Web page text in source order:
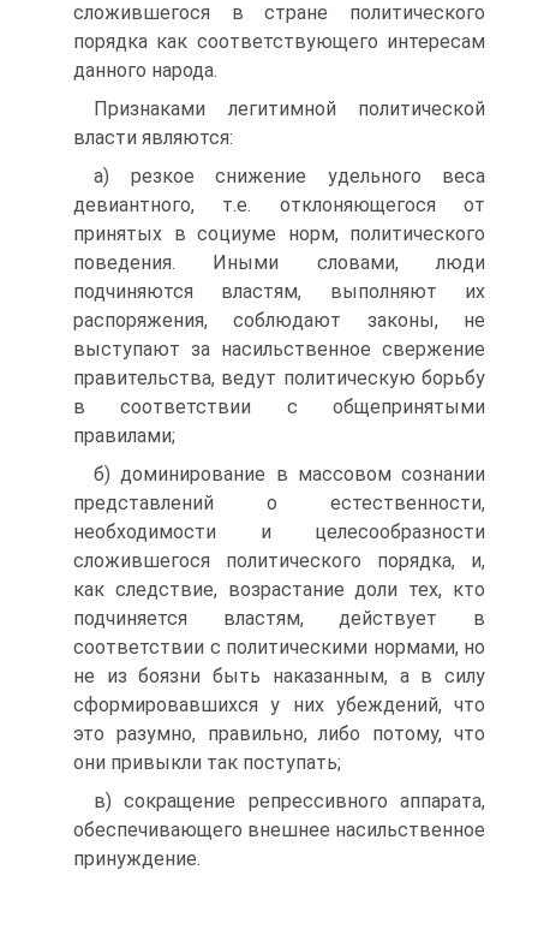
сложившегося в стране политического
порядка как соответствующего интересам
данного народа.
Признаками легитимной политической
власти являются:
а) резкое снижение удельного веса
девиантного, т.е. отклоняющегося от
принятых в социуме норм, политического
поведения. Иными словами, люди
подчиняются властям, выполняют их
распоряжения, соблюдают законы, не
выступают за насильственное свержение
правительства, ведут политическую борьбу
в соответствии с общепринятыми
правилами;
б) доминирование в массовом сознании
представлений о естественности,
необходимости и целесообразности
сложившегося политического порядка, и,
как следствие, возрастание доли тех, кто
подчиняется властям, действует в
соответствии с политическими нормами, но
не из боязни быть наказанным, а в силу
сформировавшихся у них убеждений, что
это разумно, правильно, либо потому, что
они привыкли так поступать;
в) сокращение репрессивного аппарата,
обеспечивающего внешнее насильственное
принуждение.